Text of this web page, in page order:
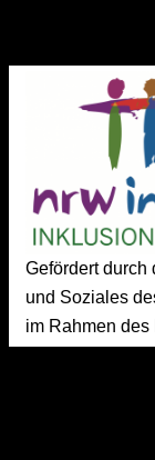
Gefördert durch
und Soziales
im Rahmen des